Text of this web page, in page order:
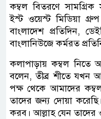
কম্বল বিতরণে
ইস্ট ওয়েস্ট মিডিয়া
বাংলাদেশ প্রতিদিন,
বাংলানিউজে কর্মরত
কলাপাড়ায় কম্বল নিতে
বলেন, তীব্র শীতে যখন
পক্ষ থেকে আমাদের
তাদের জন্য দোয়া
করব। আল্লাহ যেন